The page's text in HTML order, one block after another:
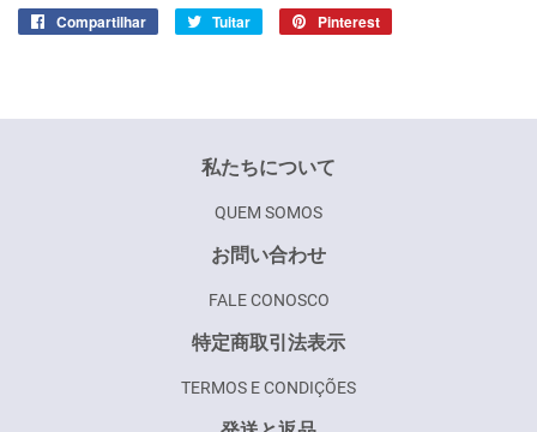
Compartilhar
Compartilhar
Tuitar Tuitar Pinterest
私たちについて
QUEM SOMOS
お問い合わせ
FALE CONOSCO
特定商取引法表示
TERMOS E CONDIÇÕES